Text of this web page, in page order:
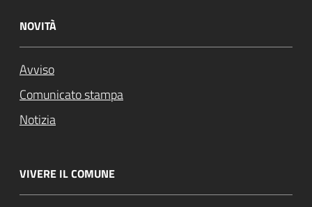
NOVITÀ
Avviso
Comunicato stampa
Notizia
VIVERE IL COMUNE